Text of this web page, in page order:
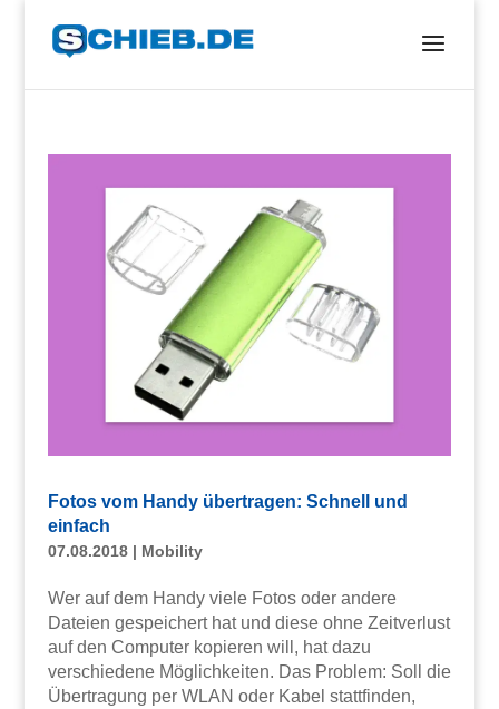
Fotos vom Handy übertragen: Schnell und
einfach
07.08.2018| Mobility
Wer auf dem Handy viele Fotos oder andere
Dateien gespeichert hat und diese ohne Zeitverlust
auf den Computer kopieren will, hat dazu
verschiedene Möglichkeiten. Das Problem: Soll die
Übertragung per WLAN oder Kabel stattfinden,